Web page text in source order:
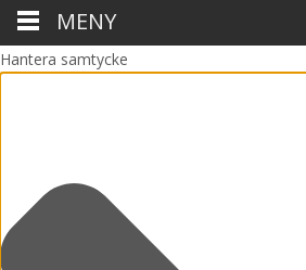
Hantera samtycke
MENY